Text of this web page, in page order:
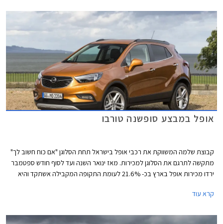
אופל במבצע סופשנה טורבו
קבוצת שלמה המשווקת את רכבי אופל בישראל תחת הסלוגן "אם כוח חשוב לך"
מתקשה לתרגם את הסלוגן למכירות. מאז ינואר השנה ועד לסוף חודש ספטמבר
ירדו מכירות אופל בארץ בכ- 21.6% לעומת התקופה המקבילה אשתקד והיא
מסירות רכבים בלבד מתחילת השנה.
קרא עוד